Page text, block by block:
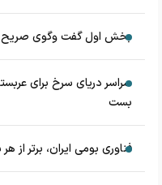
بخش اول گفت وگوی صریح
سراسر دریای سرخ برای
بست
فناوری بومی ایران، برتر از